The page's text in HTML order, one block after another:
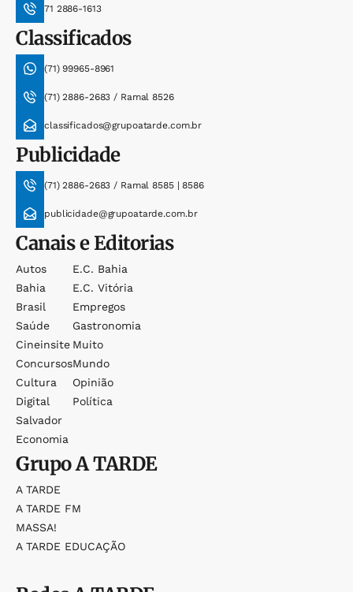
71 2886-1613
Classificados
(71) 99965-8961
(71) 2886-2683 / Ramal 8526
classificados@grupoatarde.com.br
Publicidade
(71) 2886-2683 / Ramal 8585 | 8586
publicidade@grupoatarde.com.br
Canais e Editorias
Autos
Bahia
Brasil
Saúde
Cineinsite
Concursos
Cultura
Digital
Salvador
Economia
E.c. Bahia
E.c. Vitória
Empregos
Gastronomia
Muito
Mundo
Opinião
Política
GrupoA TARDE
A TARDE
A TARDE FM
MASSA!
A TARDE EDUCAÇÃO